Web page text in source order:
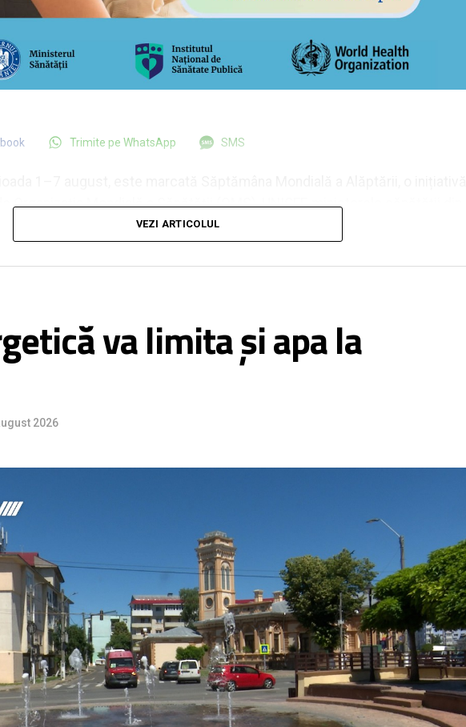
Trimite pe WhatsApp SMS
Organizația Mondială a Sănătății (OMS), UNICEF, ministerele sănătății din
partenere din societatea civilă. Tema din acest an, „Alăptarea
viață sustenabil: să consolidăm ceea ce funcționează”, subliniază
și extinderii intervențiilor și politicilor care și-au demonstrat eficiența în
și susținerea alăptării, cu beneficii pentru sănătatea populației și
Evenimentul are ca scop promovarea beneficiilor alăptării și susținerea
copiilor un start sănătos în viață.
una dintre cele mai eficiente intervenții de sănătate publică, cu
atât pentru copil, cât și pentru mamă.
matern furnizează toți nutrienții necesari dezvoltării armonioase în primele
parcursul vieții. Alăptarea reprezintă unul dintre cei mai importanți factori
copilului încă din primele luni de viață. Organizația Mondială a
alăptarea exclusivă în primele șase luni de viață, urmată de continuarea
alimentația complementară adecvată, până la vârsta de doi ani și chiar
atât timp cât mama și copilul doresc.
se extind și asupra sănătății mamei, contribuind la recuperarea după
riscului unor afecțiuni cronice, inclusiv a cancerului de sân și a
și la consolidarea legăturii emoționale dintre mamă și copil.
un aliment unic, gratuit, de calitate și de neînlocuit, ale cărui caracteristici
produsele comerciale destinate alimentației sugarilor. Din perspectiva
VEZI ARTICOLUL
va limita și apa la
2026